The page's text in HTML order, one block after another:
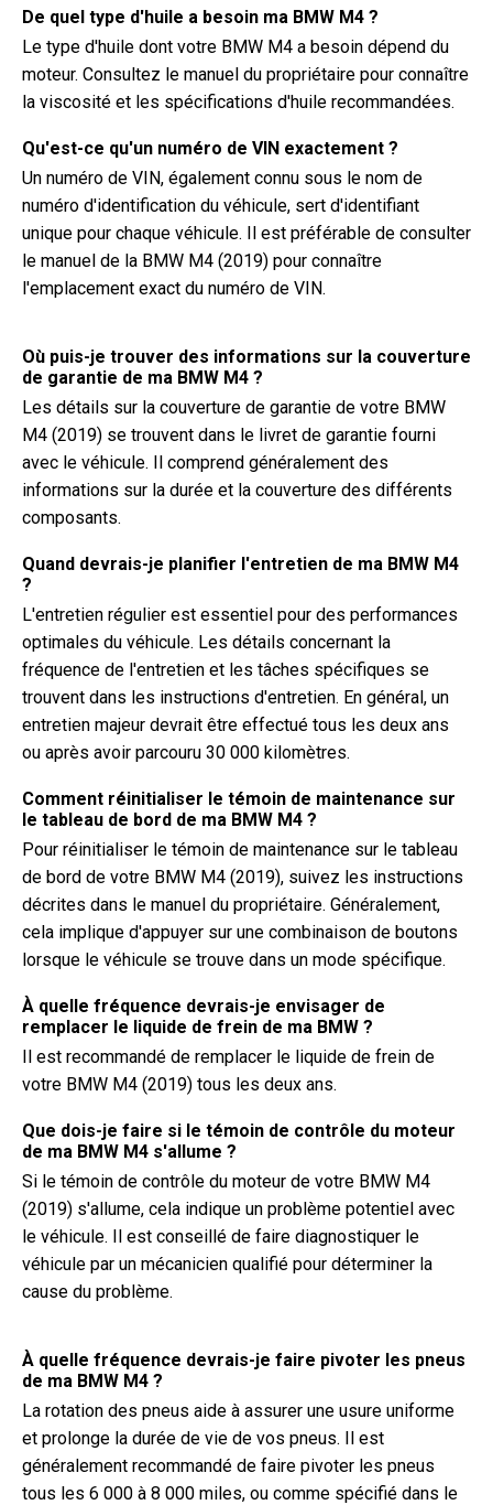
De quel type d'huile a besoin ma BMW M4 ?
Le type d'huile dont votre BMW M4 a besoin dépend du
moteur. Consultez le manuel du propriétaire pour connaître
la viscosité et les spécifications d'huile recommandées.
Qu'est-ce qu'un numéro de VIN exactement ?
Un numéro de VIN, également connu sous le nom de
numéro d'identification du véhicule, sert d'identifiant
unique pour chaque véhicule. Il est préférable de consulter
le manuel de la BMW M4 (2019) pour connaître
l'emplacement exact du numéro de VIN.
Où puis-je trouver des informations sur la couverture
de garantie de ma BMW M4 ?
Les détails sur la couverture de garantie de votre BMW
M4 (2019) se trouvent dans le livret de garantie fourni
avec le véhicule. Il comprend généralement des
informations sur la durée et la couverture des différents
composants.
Quand devrais-je planifier l'entretien de ma BMW M4
?
L'entretien régulier est essentiel pour des performances
optimales du véhicule. Les détails concernant la
fréquence de l'entretien et les tâches spécifiques se
trouvent dans les instructions d'entretien. En général, un
entretien majeur devrait être effectué tous les deux ans
ou après avoir parcouru 30 000 kilomètres.
Comment réinitialiser le témoin de maintenance sur
le tableau de bord de ma BMW M4 ?
Pour réinitialiser le témoin de maintenance sur le tableau
de bord de votre BMW M4 (2019), suivez les instructions
décrites dans le manuel du propriétaire. Généralement,
cela implique d'appuyer sur une combinaison de boutons
lorsque le véhicule se trouve dans un mode spécifique.
À quelle fréquence devrais-je envisager de
remplacer le liquide de frein de ma BMW ?
Il est recommandé de remplacer le liquide de frein de
votre BMW M4 (2019) tous les deux ans.
Que dois-je faire si le témoin de contrôle du moteur
de ma BMW M4 s'allume ?
Si le témoin de contrôle du moteur de votre BMW M4
(2019) s'allume, cela indique un problème potentiel avec
le véhicule. Il est conseillé de faire diagnostiquer le
véhicule par un mécanicien qualifié pour déterminer la
cause du problème.
À quelle fréquence devrais-je faire pivoter les pneus
de ma BMW M4 ?
La rotation des pneus aide à assurer une usure uniforme
et prolonge la durée de vie de vos pneus. Il est
généralement recommandé de faire pivoter les pneus
tous les 6 000 à 8 000 miles, ou comme spécifié dans le